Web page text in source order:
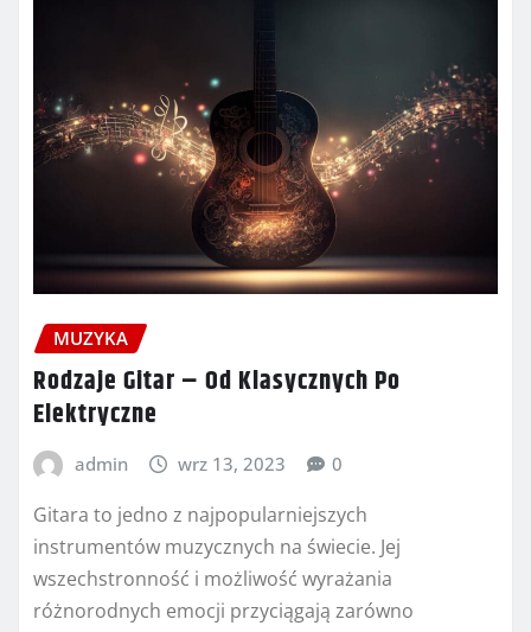
MUZYKA
Rodzaje Gitar – Od Klasycznych Po
Elektryczne
admin wrz 13, 2023 0
Gitara to jedno z najpopularniejszych
instrumentów muzycznych na świecie. Jej
wszechstronność i możliwość wyrażania
różnorodnych emocji przyciągają zarówno